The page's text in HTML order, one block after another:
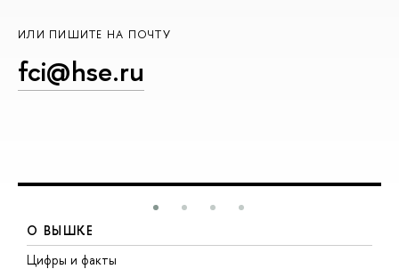
ИЛИ ПИШИТЕ НА ПОЧТУ
fci@hse.ru
О ВЫШКЕ
Цифры и факты